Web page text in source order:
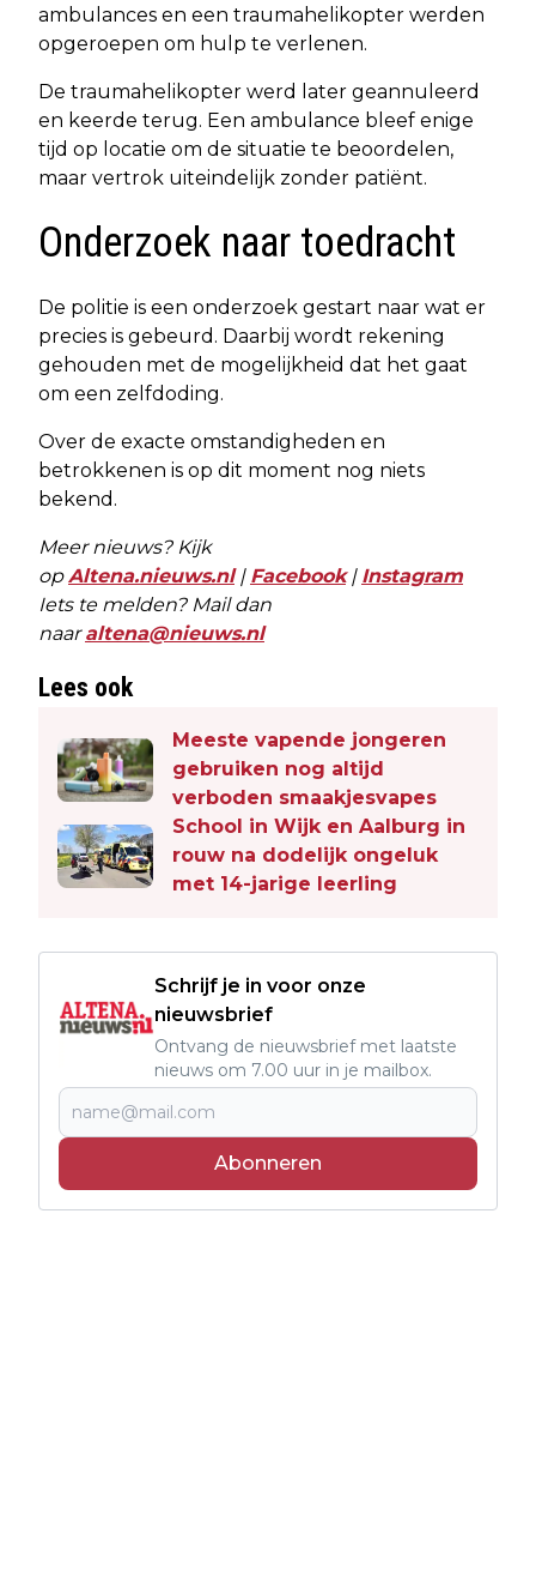
ambulances en een traumahelikopter werden
opgeroepen om hulp te verlenen.
De traumahelikopter werd later geannuleerd
en keerde terug. Een ambulance bleef enige
tijd op locatie om de situatie te beoordelen,
maar vertrok uiteindelijk zonder patiënt.
Onderzoek naar toedracht
De politie is een onderzoek gestart naar wat er
precies is gebeurd. Daarbij wordt rekening
gehouden met de mogelijkheid dat het gaat
om een zelfdoding.
Over de exacte omstandigheden en
betrokkenen is op dit moment nog niets
bekend.
Meer nieuws? Kijk
opAltena.nieuws.nl| Facebook| Instagram
Iets te melden? Mail dan
naaraltena@nieuws.nl
Lees ook
Meeste vapende jongeren
gebruiken nog altijd
verboden smaakjesvapes
School in Wijk en Aalburg in
rouw na dodelijk ongeluk
met 14-jarige leerling
Schrijf je in voor onze
nieuwsbrief
Ontvang de nieuwsbrief met laatste
nieuws om 7.00 uur in je mailbox.
Abonneren